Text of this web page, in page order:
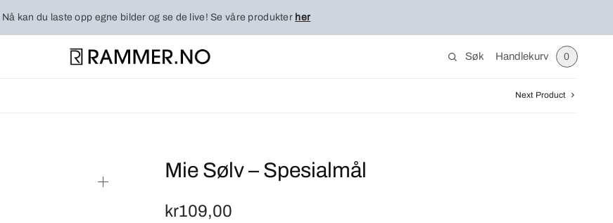
Nå kan du laste opp egne bilder og se de live! Se våre produkter her
Søk Handlekurv 0
Next Product
Mie Sølv – Spesialmål
kr109,00